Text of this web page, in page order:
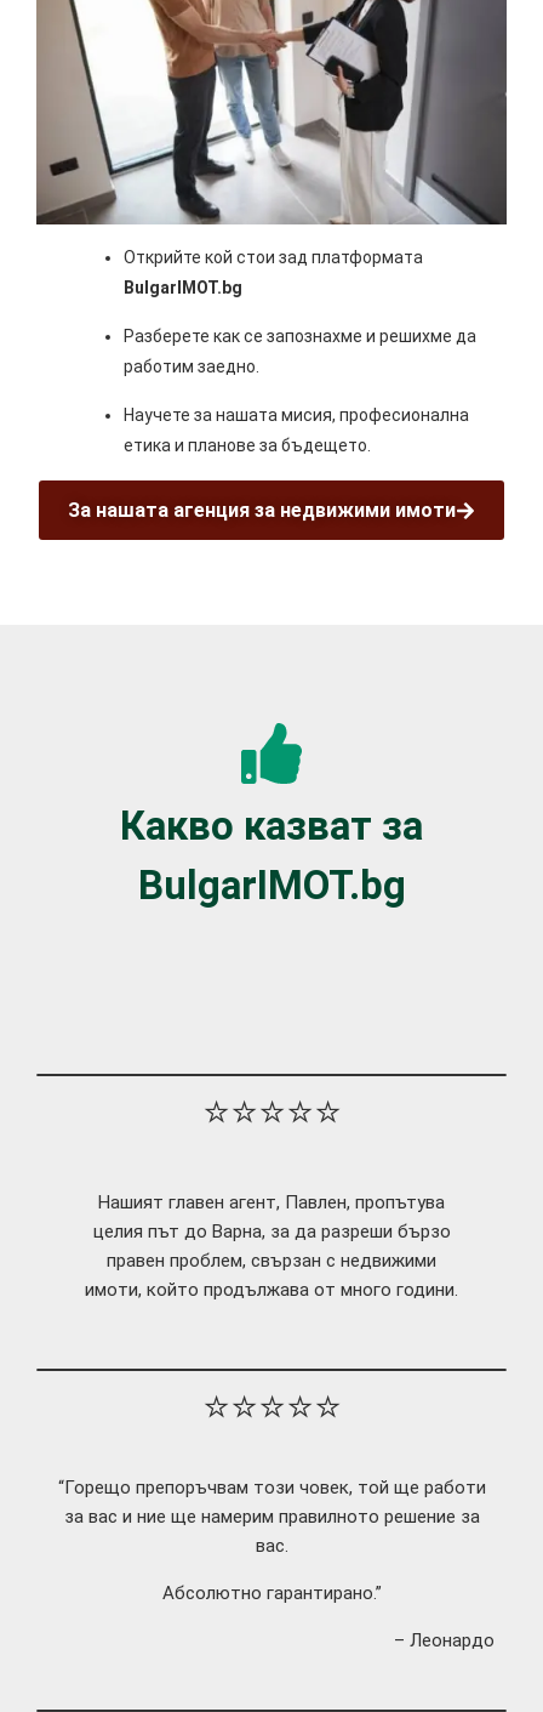
Открийте кой стои зад платформата
BulgarIMOT.bg
Разберете как се запознахме и решихме да
работим заедно.
Научете за нашата мисия, професионална
етика и планове за бъдещето.
За нашата агенция за недвижими имоти
Какво казват за
BulgarIMOT.bg
⭐⭐⭐⭐⭐
Нашият главен агент, Павлен, пропътува
целия път до Варна, за да разреши бързо
правен проблем, свързан с недвижими
имоти, който продължава от много години.
⭐⭐⭐⭐⭐
“Горещо препоръчвам този човек, той ще работи
за вас и ние ще намерим правилното решение за
вас.
Абсолютно гарантирано.”
– Леонардо